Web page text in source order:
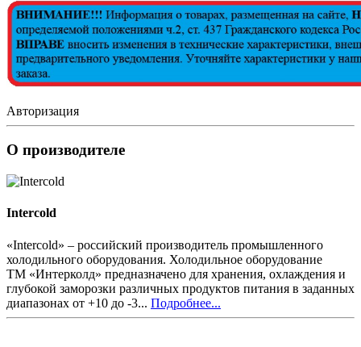
Авторизация
О производителе
Intercold
«Intercold» – российский производитель промышленного
холодильного оборудования. Холодильное оборудование
ТМ «Интерколд» предназначено для хранения, охлаждения и
глубокой заморозки различных продуктов питания в заданных
диапазонах от +10 до -3... Подробнее...